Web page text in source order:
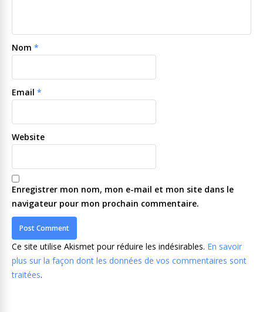
Nom *
Email *
Website
Enregistrer mon nom, mon e-mail et mon site dans le
navigateur pour mon prochain commentaire.
Ce site utilise Akismet pour réduire les indésirables. En savoir
plus sur la façon dont les données de vos commentaires sont
traitées.